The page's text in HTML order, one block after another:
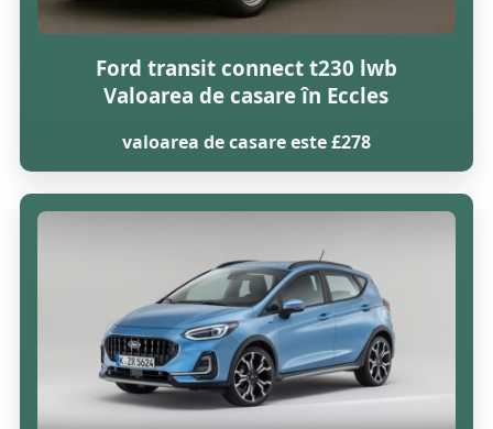
Ford transit connect t230 lwb
Valoarea de casare în Eccles
valoarea de casare este £278